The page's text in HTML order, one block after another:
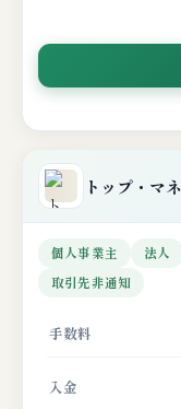
トップ・マ
個人事業主 法人
取引先非通知
手数料
入金